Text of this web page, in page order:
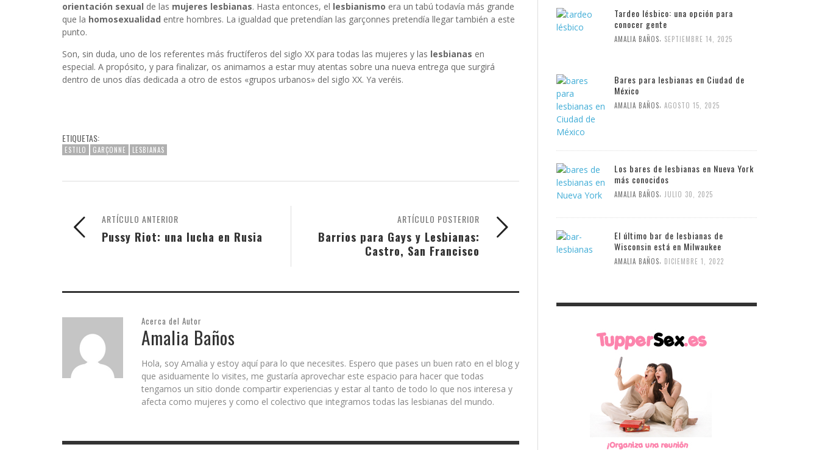
orientación sexual de las mujeres lesbianas. Hasta entonces, el lesbianismo era un tabú todavía más grande
que la homosexualidad entre hombres. La igualdad que pretendían las garçonnes pretendía llegar también a este
punto.
Son, sin duda, uno de los referentes más fructíferos del siglo XX para todas las mujeres y las lesbianas en
especial. A propósito, y para finalizar, os animamos a estar muy atentas sobre una nueva entrega que surgirá
dentro de unos días dedicada a otro de estos «grupos urbanos» del siglo XX. Ya veréis.
ETIQUETAS:
ESTILO GARÇONNE LESBIANAS
ARTÍCULO POSTERIOR
Barrios para Gays y Lesbianas:
Castro, San Francisco
ARTÍCULO ANTERIOR
Pussy Riot: una lucha en Rusia
Acerca del Autor
Amalia Baños
Hola, soy Amalia y estoy aquí para lo que necesites. Espero que pases un buen rato en el blog y
que asiduamente lo visites, me gustaría aprovechar este espacio para hacer que todas
tengamos un sitio donde compartir experiencias y estar al tanto de todo lo que nos interesa y
afecta como mujeres y como el colectivo que integramos todas las lesbianas del mundo.
Tardeo lésbico: una opción para
conocer gente
AMALIA BAÑOS SEPTIEMBRE 14, 2025
Bares para lesbianas en Ciudad de
México
AMALIA BAÑOS, AGOSTO 15, 2025
Los bares de lesbianas en Nueva York
más conocidos
AMALIA BAÑOS, JULIO 30, 2025
El último bar de lesbianas de
Wisconsin está en Milwaukee
AMALIA BAÑOS, DICIEMBRE 1, 2022